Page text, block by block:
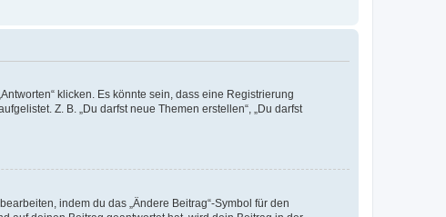
klicken. Es könnte sein, dass eine Registrierung
Z. B. „Du darfst neue Themen erstellen“, „Du darfst
indem du das „Ändere Beitrag“-Symbol für den